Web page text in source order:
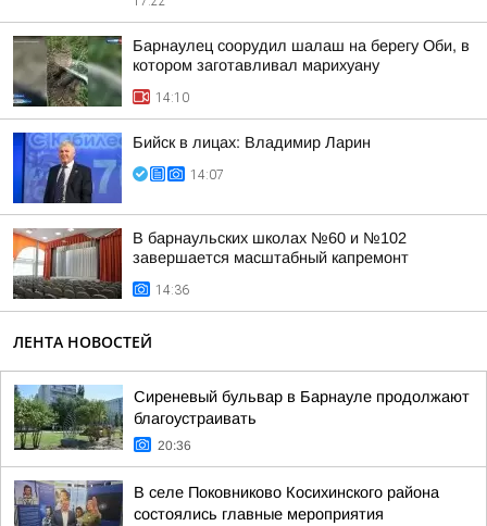
Барнаулец соорудил шалаш на берегу Оби, в
котором заготавливал марихуану
14:10
Бийск в лицах: Владимир Ларин
14:07
В барнаульских школах №60 и №102
завершается масштабный капремонт
14:36
ЛЕНТА НОВОСТЕЙ
Сиреневый бульвар в Барнауле продолжают
благоустраивать
20:36
В селе Поковниково Косихинского района
состоялись главные мероприятия